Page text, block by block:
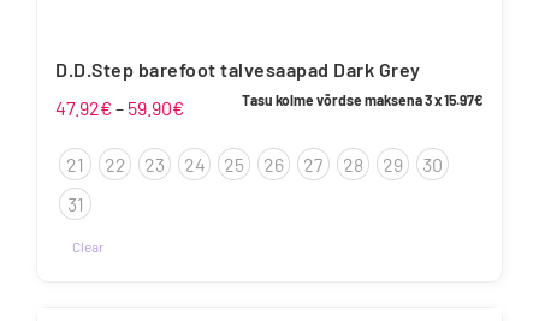
D.D.Step barefoot talvesaapad Dark Grey
47.92€ – 59.90€ Hinnavahemik:
kuni
Tasu kolme võrdse maksena 3 x15.97€
21 22 23 24 25 26 27 28 29
30
31
Clear